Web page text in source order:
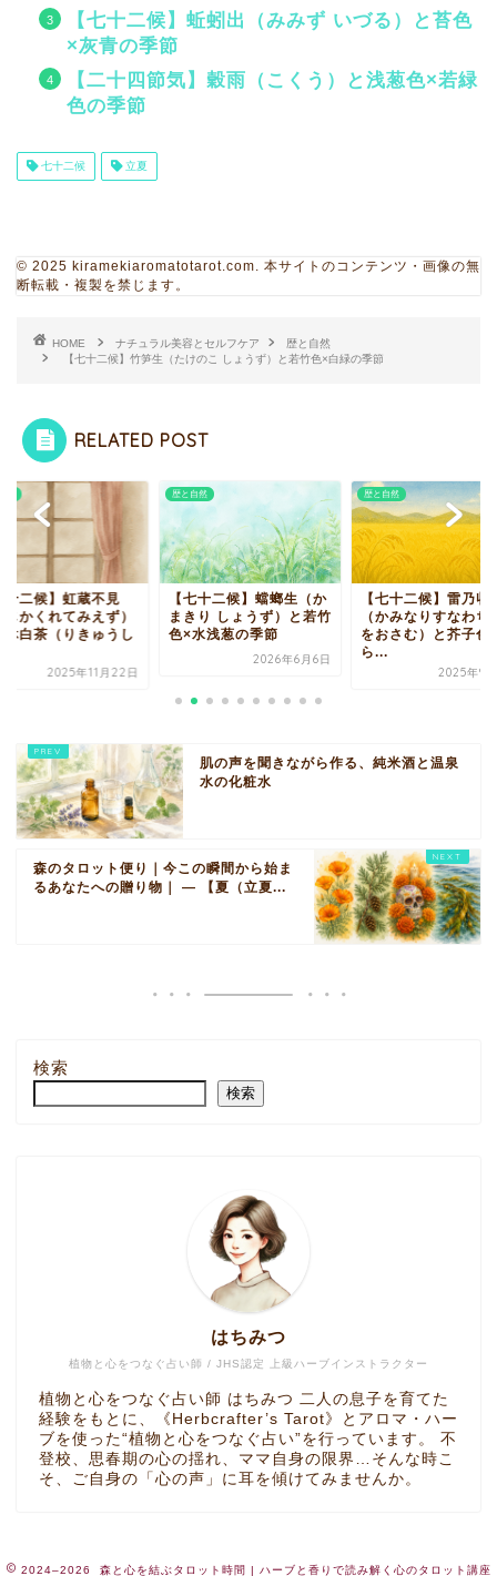
【七十二候】蚯蚓出（みみず いづる）と苔色
×灰青の季節
【二十四節気】穀雨（こくう）と浅葱色×若緑
色の季節
七十二候 立夏
© 2025 kiramekiaromatotarot.com. 本サイトのコンテンツ・画像の無
断転載・複製を禁じます。
HOME ナチュラル美容とセルフケア
歴と自然
【七十二候】竹笋生（たけのこ しょうず）と若竹色×白緑の季節
RELATED POST
十二候】虹蔵不見
じかくれてみえず）
休白茶（りきゅうし
2025年11月22日
歴と自然
【七十二候】蟷螂生（か
まきり しょうず）と若竹
色×水浅葱の季節
2026年6月6日
歴と自然
【七十二候】雷乃収
（かみなりすなわち
をおさむ）と芥子色
ら...
2025年9
肌の声を聞きながら作る、純米酒と温泉
水の化粧水
森のタロット便り｜今この瞬間から始ま
るあなたへの贈り物｜ ― 【夏（立夏...
検索
検索
植物と心をつなぐ占い師 / JHS認定 上級ハーブインストラクター
はちみつ
植物と心をつなぐ占い師 はちみつ 二人の息子を育てた
経験をもとに、《Herbcrafter’s Tarot》とアロマ・ハー
ブを使った“植物と心をつなぐ占い”を行っています。 不
登校、思春期の心の揺れ、ママ自身の限界…そんな時こ
そ、ご自身の「心の声」に耳を傾けてみませんか。
2024–2026 森と心を結ぶタロット時間 | ハーブと香りで読み解く心のタロット講座